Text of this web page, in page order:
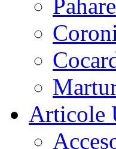
Articole